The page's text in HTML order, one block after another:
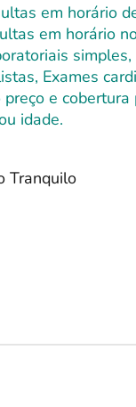
em horário
em horário
Exames
e
idade.
Tranquilo